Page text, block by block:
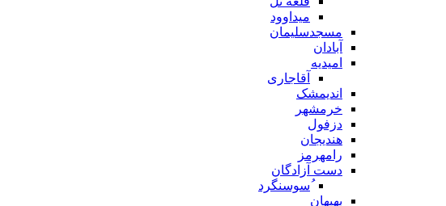
میداوود
مسجدسلیمان
آبادان
امیدیه
آقاجاری
اندیمشک
خرمشهر
دزفول
هندیجان
رامهرمز
دست آزادگان
ُسوسنگرد
بهبهان